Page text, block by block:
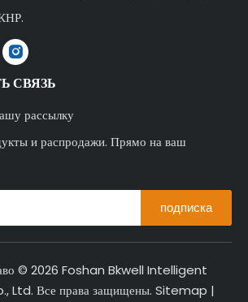
СВЯЗЬ
рассылку
и распродажи. Прямо на ваш
подписка
© 2026 Foshan Bkwell Intelligent
Ltd. Все права защищены. Sitemap |